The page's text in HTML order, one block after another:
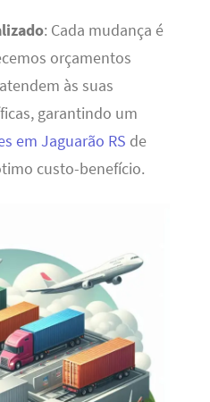
: Cada mudança é
orçamentos
às suas
garantindo um
em Jaguarão RS de
custo-benefício.